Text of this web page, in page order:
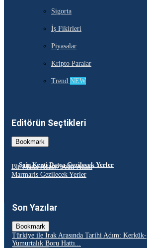
Sigorta
İş Fikirleri
Piyasalar
Kripto Paralar
Trend NEW
Editörün Seçtikleri
Bookmark
Şair Kenti Datça Gezilecek Yerler
Bir Masal Adası: Sedir Adası
Marmaris Gezilecek Yerler
Son Yazılar
Bookmark
Türkiye ile Irak Arasında Tarihi Adım: Kerkük-
Yumurtalık Boru Hattı...